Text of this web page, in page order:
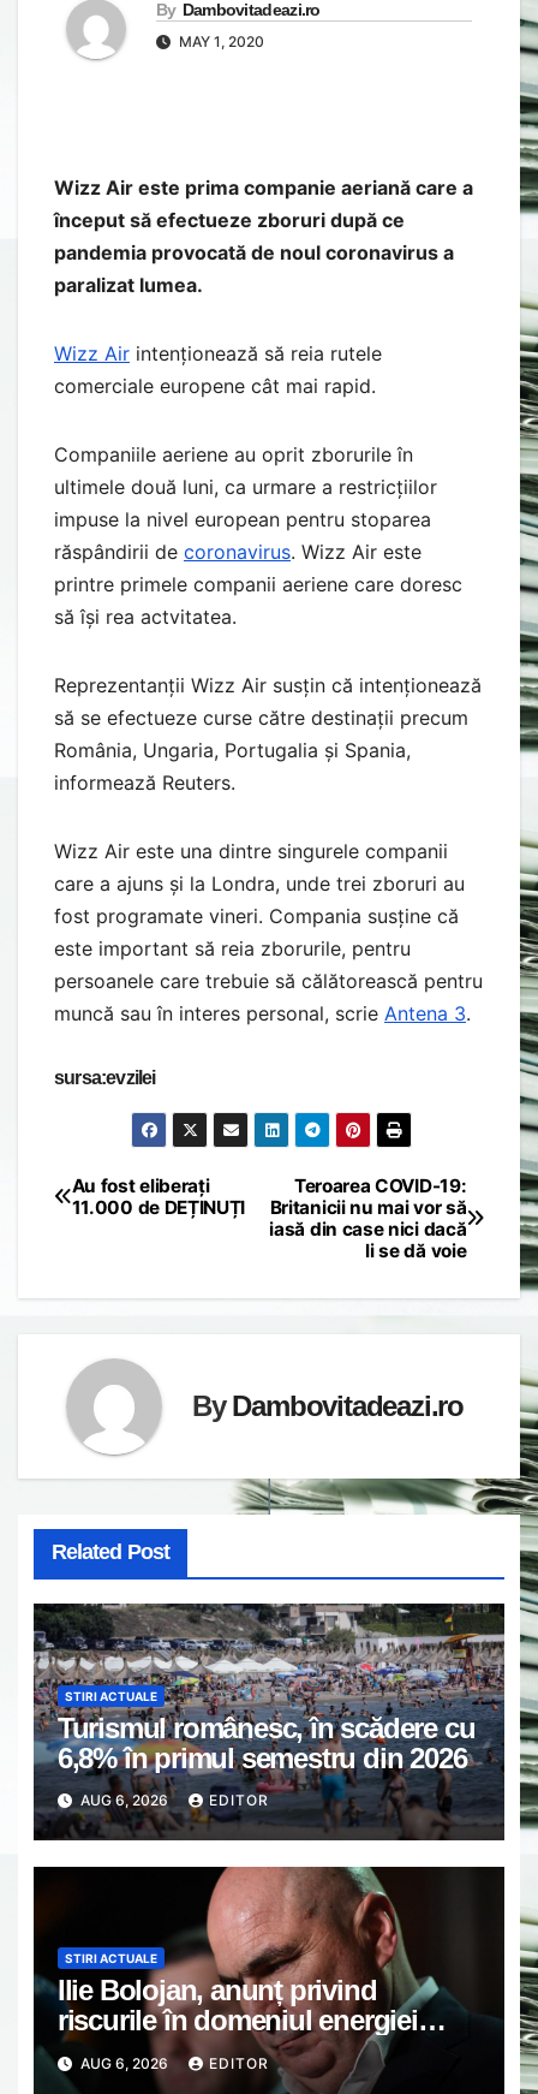
By Dambovitadeazi.ro
MAY 1, 2020
Wizz Air este prima companie aeriană care a
început să efectueze zboruri după ce
pandemia provocată de noul coronavirus a
paralizat lumea.
Wizz Air intenționează să reia rutele
comerciale europene cât mai rapid.
Companiile aeriene au oprit zborurile în
ultimele două luni, ca urmare a restricțiilor
impuse la nivel european pentru stoparea
răspândirii de coronavirus. Wizz Air este
printre primele companii aeriene care doresc
să își rea actvitatea.
Reprezentanții Wizz Air susțin că intenționează
să se efectueze curse către destinații precum
România, Ungaria, Portugalia și Spania,
informează Reuters.
Wizz Air este una dintre singurele companii
care a ajuns și la Londra, unde trei zboruri au
fost programate vineri. Compania susține că
este important să reia zborurile, pentru
persoanele care trebuie să călătorească pentru
muncă sau în interes personal, scrie Antena 3.
sursa:evzilei
Post
Teroarea COVID-19:
Britanicii nu mai vor să
iasă din case nici dacă
li se dă voie
Au fost eliberați
11.000 de DEȚINUȚI
ByDambovitadeazi.ro
Related Post
STIRI ACTUALE
Turismul românesc, în scădere cu
6,8% în primul semestru din 2026
AUG 6, 2026 EDITOR
STIRI ACTUALE
Ilie Bolojan, anunț privind
riscurile în domeniul energiei
electrice. Ce a decis Guvernul
AUG 6, 2026 EDITOR